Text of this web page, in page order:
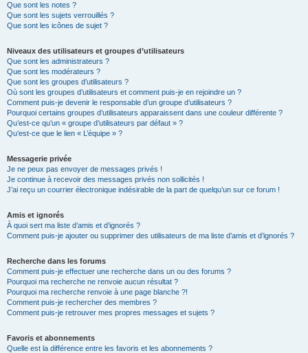
Que sont les notes ?
Que sont les sujets verrouillés ?
Que sont les icônes de sujet ?
Niveaux des utilisateurs et groupes d’utilisateurs
Que sont les administrateurs ?
Que sont les modérateurs ?
Que sont les groupes d’utilisateurs ?
Où sont les groupes d’utilisateurs et comment puis-je en rejoindre un ?
Comment puis-je devenir le responsable d’un groupe d’utilisateurs ?
Pourquoi certains groupes d’utilisateurs apparaissent dans une couleur différente ?
Qu’est-ce qu’un « groupe d’utilisateurs par défaut » ?
Qu’est-ce que le lien « L’équipe » ?
Messagerie privée
Je ne peux pas envoyer de messages privés !
Je continue à recevoir des messages privés non sollicités !
J’ai reçu un courrier électronique indésirable de la part de quelqu’un sur ce forum !
Amis et ignorés
À quoi sert ma liste d’amis et d’ignorés ?
Comment puis-je ajouter ou supprimer des utilisateurs de ma liste d’amis et d’ignorés ?
Recherche dans les forums
Comment puis-je effectuer une recherche dans un ou des forums ?
Pourquoi ma recherche ne renvoie aucun résultat ?
Pourquoi ma recherche renvoie à une page blanche ?!
Comment puis-je rechercher des membres ?
Comment puis-je retrouver mes propres messages et sujets ?
Favoris et abonnements
Quelle est la différence entre les favoris et les abonnements ?